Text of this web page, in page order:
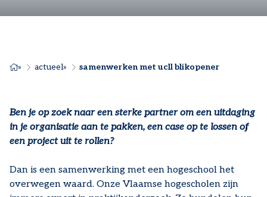
KRUIMELPAD
actueel samenwerken met ucll blikopener
Ben je op zoek naar een sterke partner om een uitdaging
in je organisatie aan te pakken, een case op te lossen of
een project uit te rollen?
Dan is een samenwerking met een hogeschool het
overwegen waard. Onze Vlaamse hogescholen zijn